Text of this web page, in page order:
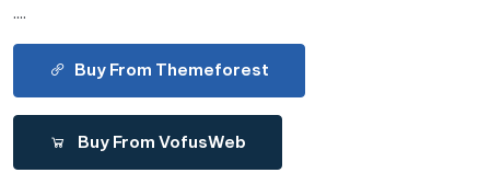
....
Buy From Themeforest
Buy From VofusWeb